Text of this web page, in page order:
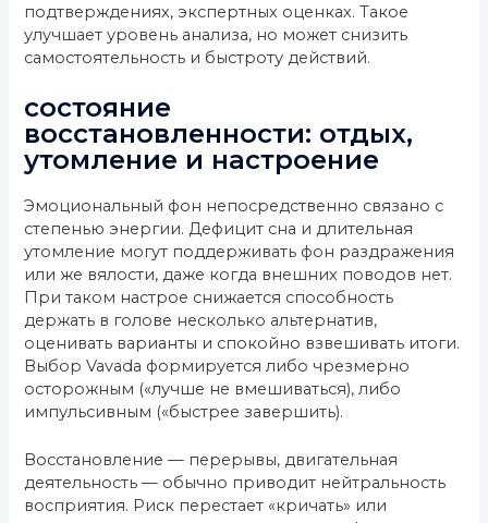
подтверждениях, экспертных оценках. Такое
улучшает уровень анализа, но может снизить
самостоятельность и быстроту действий.
состояние
восстановленности: отдых,
утомление и настроение
Эмоциональный фон непосредственно связано с
степенью энергии. Дефицит сна и длительная
утомление могут поддерживать фон раздражения
или же вялости, даже когда внешних поводов нет.
При таком настрое снижается способность
держать в голове несколько альтернатив,
оценивать варианты и спокойно взвешивать итоги.
Выбор Vavada формируется либо чрезмерно
осторожным («лучше не вмешиваться), либо
импульсивным («быстрее завершить).
Восстановление — перерывы, двигательная
деятельность — обычно приводит нейтральность
восприятия. Риск перестает «кричать» или